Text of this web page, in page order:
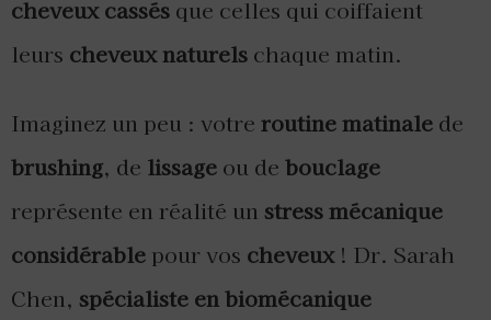
cheveux cassés que celles qui coiffaient
leurs cheveux naturels chaque matin.
Imaginez un peu : votre routine matinale de
brushing, de lissage ou de bouclage
représente en réalité un stress mécanique
considérable pour vos cheveux! Dr. Sarah
Chen, spécialiste en biomécanique